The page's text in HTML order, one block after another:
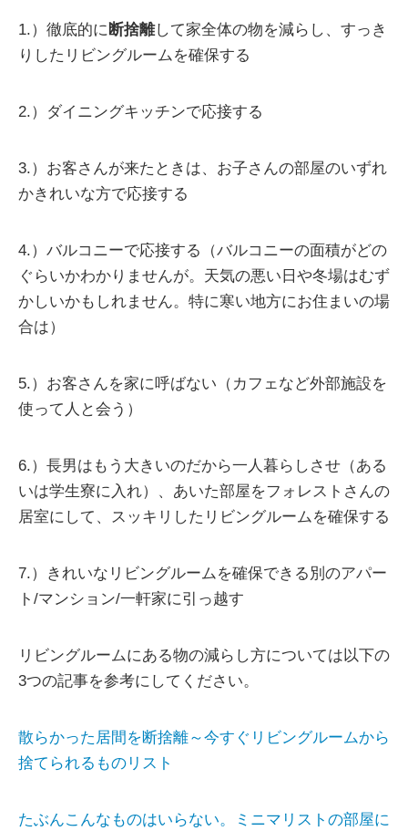
1.）徹底的に 断捨離して家全体の物を減らし、すっき
りしたリビングルームを確保する
2.）ダイニングキッチンで応接する
3.）お客さんが来たときは、お子さんの部屋のいずれ
かきれいな方で応接する
4.）バルコニーで応接する（バルコニーの面積がどの
ぐらいかわかりませんが。天気の悪い日や冬場はむず
かしいかもしれません。特に寒い地方にお住まいの場
合は）
5.）お客さんを家に呼ばない（カフェなど外部施設を
使って人と会う）
6.）長男はもう大きいのだから一人暮らしさせ（ある
いは学生寮に入れ）、あいた部屋をフォレストさんの
居室にして、スッキリしたリビングルームを確保する
7.）きれいなリビングルームを確保できる別のアパー
ト/マンション/一軒家に引っ越す
リビングルームにある物の減らし方については以下の
3つの記事を参考にしてください。
散らかった居間を断捨離～今すぐリビングルームから
捨てられるものリスト
たぶんこんなものはいらない。ミニマリストの部屋に